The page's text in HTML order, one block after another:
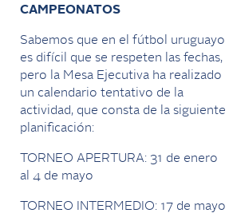
CAMPEONATOS
Sabemos que en el fútbol uruguayo
es difícil que se respeten las fechas,
pero la Mesa Ejecutiva ha realizado
un calendario tentativo de la
actividad, que consta de la siguiente
planificación:
TORNEO APERTURA: 31 de enero
al 4 de mayo
TORNEO INTERMEDIO: 17 de mayo